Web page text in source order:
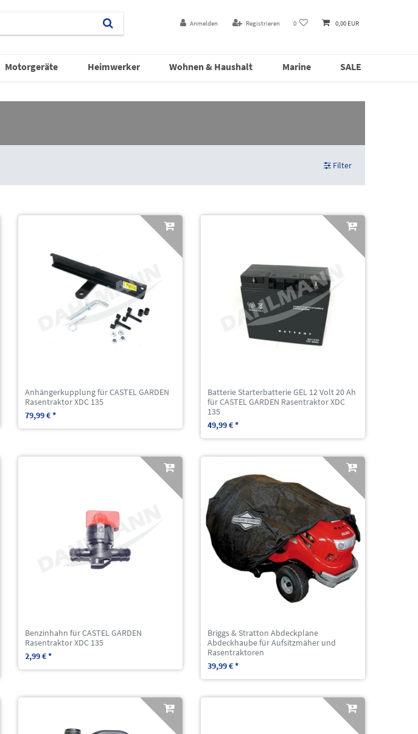
Anmelden Registrieren 0 0,00 EUR
Motorgeräte Heimwerker Wohnen & Haushalt Marine SALE
Filter
Anhängerkupplung für CASTEL GARDEN
Rasentraktor XDC 135
79,99 € *
Batterie Starterbatterie GEL 12 Volt 20 Ah
für CASTEL GARDEN Rasentraktor XDC
135
49,99 € *
Benzinhahn für CASTEL GARDEN
Rasentraktor XDC 135
2,99 € *
Briggs & Stratton Abdeckplane
Abdeckhaube für Aufsitzmäher und
Rasentraktoren
39,99 € *